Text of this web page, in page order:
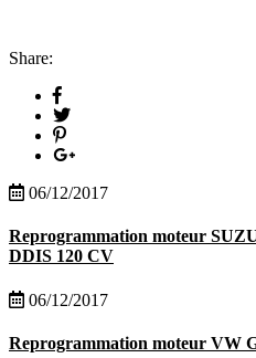
Share:
06/12/2017
Reprogrammation moteur
DDIS 120 CV
06/12/2017
Reprogrammation moteur VW